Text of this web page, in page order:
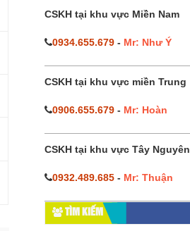
CSKH tại khu vực Miền Nam
0934.655.679- Mr: Như Ý
CSKH tại khu vực miền Trung
0906.655.679- Mr: Hoàn
CSKH tại khu vực Tây Nguyên
0932.489.685- Mr: Thuận
TÌM KIẾM